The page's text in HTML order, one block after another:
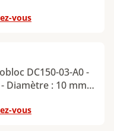
vous
DC150-03-A0 -
Diamètre : 10 mm -
- Longueur
cylindrique -
vous